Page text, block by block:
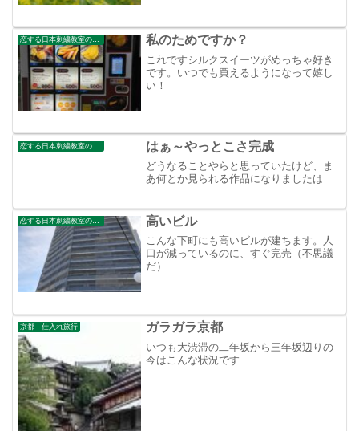
恋する日本刺繍教室のブログ 私のためですか？
これですシルクスイーツがめっちゃ好き
です。いつでも買えるようになって嬉し
い！
はぁ～やっとこさ完成
どうなることやらと思っていたけど、ま
あ何とか見られる作品になりましたは
高いビル
こんな下町にも高いビルが建ちます。人
口が減っているのに、すぐ完売（不思議
だ）
京都 仕入れ旅行 ガラガラ京都
いつも大渋滞の二年坂から三年坂辺りの
今はこんな状況です